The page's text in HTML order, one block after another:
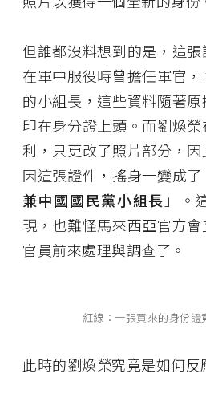
但誰都沒料想到的是，這
在軍中服役時曾擔任軍官
的小組長，這些資料隨著
印在身分證上頭。而劉煥
利，只更改了照片部分，
因這張證件，搖身一變成了
兼中國國民黨小組長 」。
現，也難怪馬來西亞官方
官員前來處理與調查了。
紅線：一張買來的身份證
此時的劉煥榮究竟是如何反